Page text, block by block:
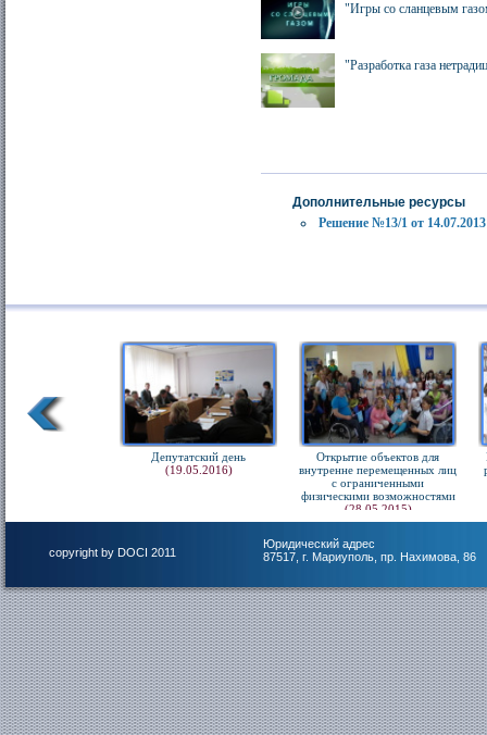
"Игры со сланцевым
"Разработка газа
Дополнительные ресурсы
Решение №13/1 от 14.07.2013
Депутатский день
(19.05.2016)
Открытие объектов для
внутренне перемещенных лиц
с ограниченными
физическими возможностями
(28.05.2015)
copyright by DOCI 2011
Юридический адрес
87517, г. Мариуполь, пр. Нахимова, 86